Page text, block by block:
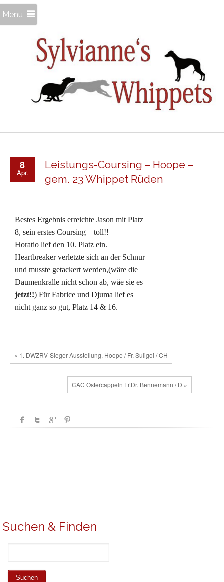
Menu
8
Apr.
Leistungs-Coursing – Hoope –
gem. 23 Whippet Rüden
Bestes Ergebnis erreichte Jason mit Platz
8, sein erstes Coursing – toll!!
Horatio lief den 10. Platz ein.
Heartbreaker verletzte sich an der Schnur
und musste getackert werden,(wäre die
Daumenkralle nicht schon ab, wäe sie es
jetzt!!) Für Fabrice und Djuma lief es
nicht ganz so gut, Platz 14 & 16.
« 1. DWZRV-Sieger Ausstellung, Hoope / Fr. Suligoi / CH
CAC Ostercappeln Fr.Dr. Bennemann / D »
Suchen & Finden